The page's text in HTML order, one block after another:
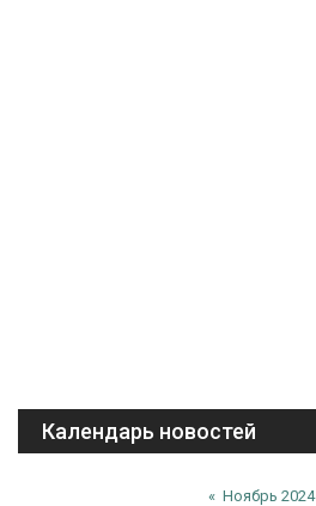
Календарь новостей
« Ноябрь 2024